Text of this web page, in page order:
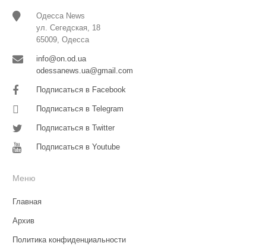
Одесса News
ул. Сегедская, 18
65009, Одесса
info@on.od.ua
odessanews.ua@gmail.com
Подписаться в Facebook
Подписаться в Telegram
Подписаться в Twitter
Подписаться в Youtube
Меню
Главная
Архив
Политика конфиденциальности